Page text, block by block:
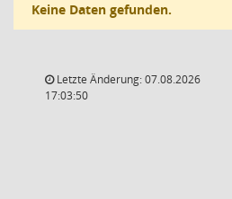
Keine Daten gefunden.
Letzte Änderung: 07.08.2026
17:03:50